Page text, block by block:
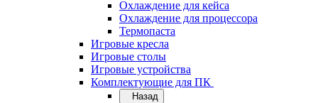
Охлаждение для кейса
Охлаждение для процессора
Термопаста
Игровые кресла
Игровые столы
Игровые устройства
Комплектующие для ПК
Назад